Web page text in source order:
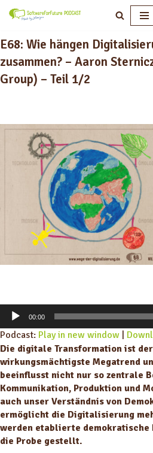
Inhalt
springen
E68: Wie hängen
zusammen? – Aaron
Group) – Teil 1/2
d
i
o
-
P
l
a
y
e
00:00
Podcast: Play in new window
Die digitale Transformation ist
wirkungsmächtigste Megatrend
beeinflusst nicht nur so zentrale
Kommunikation, Produktion und
auch unser Verständnis von
ermöglicht die Digitalisierung
werden etablierte demokratische
die Probe gestellt.